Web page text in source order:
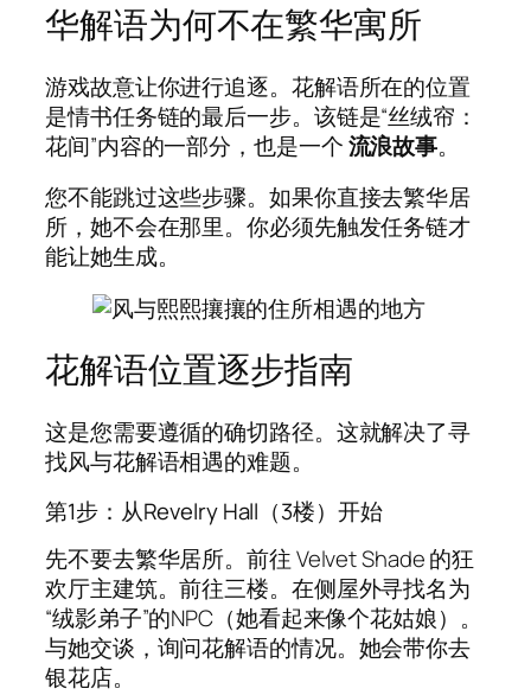
华解语为何不在繁华寓所
游戏故意让你进行追逐。花解语所在的位置
是情书任务链的最后一步。该链是“丝绒帘：
花间”内容的一部分，也是一个流浪故事。
您不能跳过这些步骤。如果你直接去繁华居
所，她不会在那里。你必须先触发任务链才
能让她生成。
花解语位置逐步指南
这是您需要遵循的确切路径。这就解决了寻
找风与花解语相遇的难题。
第1步：从Revelry Hall（3楼）开始
先不要去繁华居所。前往 Velvet Shade 的狂
欢厅主建筑。前往三楼。在侧屋外寻找名为
“绒影弟子”的NPC（她看起来像个花姑娘）。
与她交谈，询问花解语的情况。她会带你去
银花店。